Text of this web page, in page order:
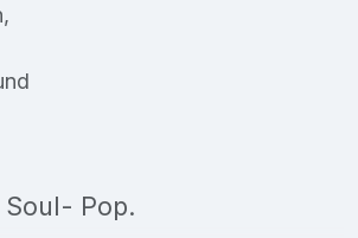
,
Pop.